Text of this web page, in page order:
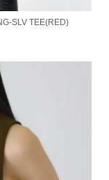
SLV TEE(RED)